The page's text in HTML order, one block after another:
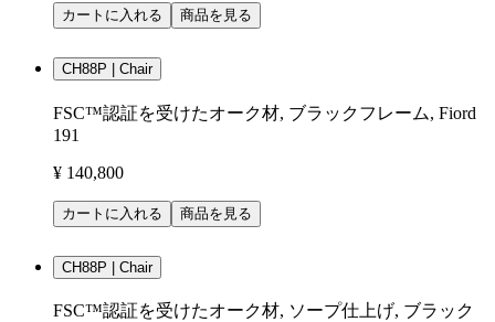
カートに入れる 商品を見る
CH88P | Chair
FSC™認証を受けたオーク材, ブラックフレーム, Fiord
191
¥ 140,800
カートに入れる 商品を見る
CH88P | Chair
FSC™認証を受けたオーク材, ソープ仕上げ, ブラック